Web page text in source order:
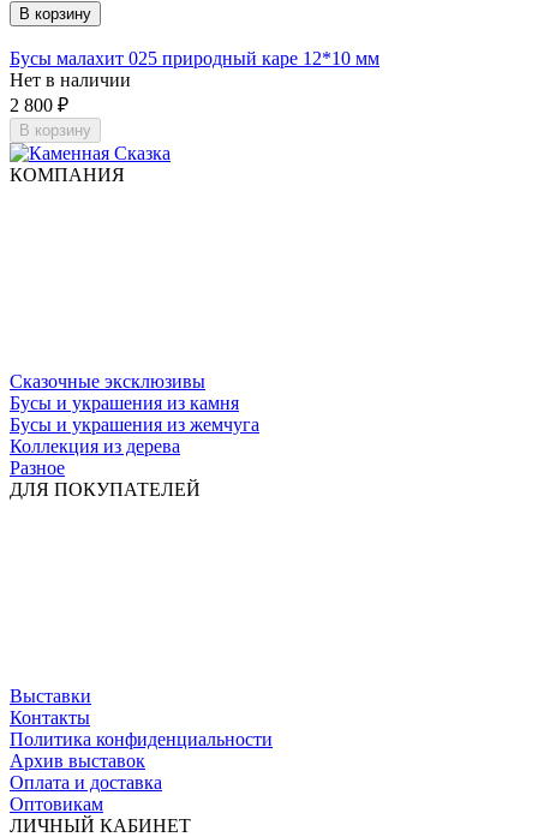
В корзину
Бусы малахит 025 природный каре 12*10 мм
Нет в наличии
2 800 ₽
В корзину
КОМПАНИЯ
Сказочные эксклюзивы
Бусы и украшения из камня
Бусы и украшения из жемчуга
Коллекция из дерева
Разное
ДЛЯ ПОКУПАТЕЛЕЙ
Выставки
Контакты
Политика конфиденциальности
Архив выставок
Оплата и доставка
Оптовикам
ЛИЧНЫЙ КАБИНЕТ